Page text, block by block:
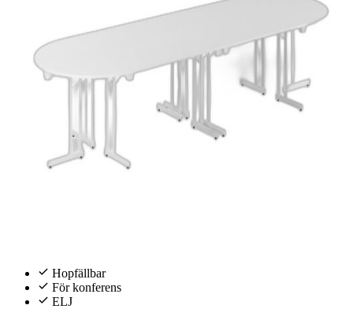
Hopfällbar
För konferens
ELJ